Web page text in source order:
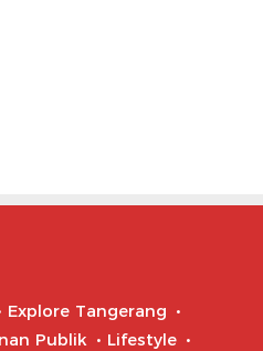
Explore Tangerang
Publik
Lifestyle